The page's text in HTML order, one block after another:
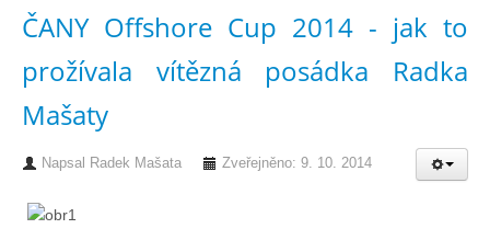
Osobnost roku
Mezinárodní pohár
Pohárové závody
ČANY Offshore Cup 2014 - jak to
prožívala vítězná posádka Radka
Mašaty
Napsal Radek Mašata Zveřejněno: 9. 10. 2014